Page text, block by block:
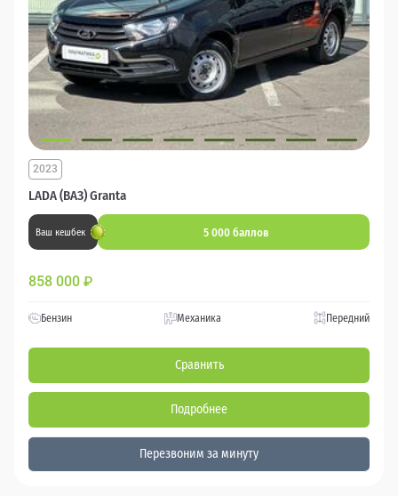
LADA (ВАЗ) Granta
2023
Ваш кешбек 5 000 баллов
858 000 ₽
Бензин Механика Передний
Сравнить
Подробнее
Перезвоним за минуту